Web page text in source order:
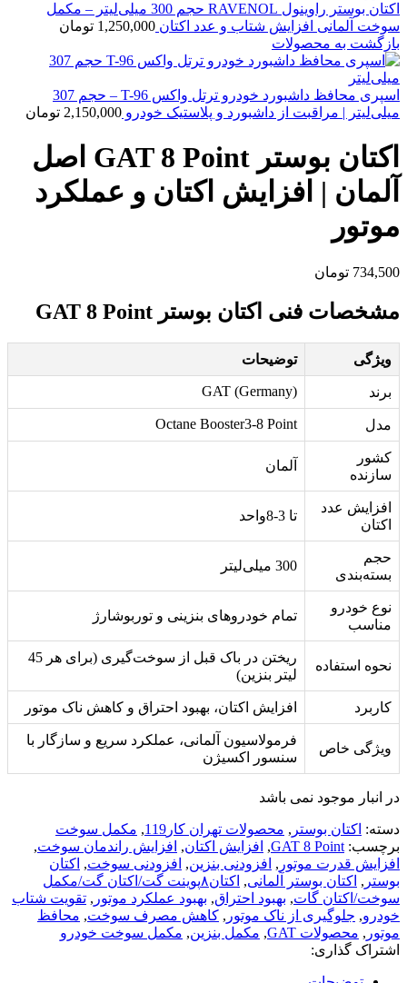
اکتان بوستر راوینول RAVENOL حجم 300 میلی‌لیتر – مکمل
سوخت آلمانی افزایش شتاب و عدد اکتان 1,250,000 تومان
بازگشت به محصولات
اسپری محافظ داشبورد خودرو ترتل واکس T-96 – حجم 307
میلی‌لیتر | مراقبت از داشبورد و پلاستیک خودرو 2,150,000 تومان
اکتان بوستر GAT 8 Point اصل
آلمان | افزایش اکتان و عملکرد
موتور
734,500 تومان
مشخصات فنی اکتان بوستر GAT 8 Point
ویژگی توضیحات
برند GAT (Germany)
مدل Octane Booster3-8 Point
کشور
سازنده
آلمان
افزایش عدد
اکتان
تا 3-8واحد
حجم
بسته‌بندی
300 میلی‌لیتر
نوع خودرو
مناسب
تمام خودروهای بنزینی و توربوشارژ
نحوه استفاده
ریختن در باک قبل از سوخت‌گیری (برای هر 45
لیتر بنزین)
کاربرد افزایش اکتان، بهبود احتراق و کاهش ناک موتور
ویژگی خاص
فرمولاسیون آلمانی، عملکرد سریع و سازگار با
سنسور اکسیژن
در انبار موجود نمی باشد
دسته: اکتان بوستر , محصولات تهران کار119 , مکمل سوخت
برچسب: GAT 8 Point
, افزایش اکتان, افزایش راندمان سوخت,
افزایش قدرت موتور , افزودنی بنزین, افزودنی سوخت, اکتان
بوستر , اکتان بوستر آلمانی,
اکتان۸پوینت گت/اکتان گت/مکمل
سوخت/اکتان گات, بهبود احتراق, بهبود عملکرد موتور , تقویت شتاب
خودرو, جلوگیری از ناک موتور , کاهش مصرف سوخت, محافظ
موتور , محصولات GAT , مکمل بنزین, مکمل سوخت خودرو
اشتراک گذاری: